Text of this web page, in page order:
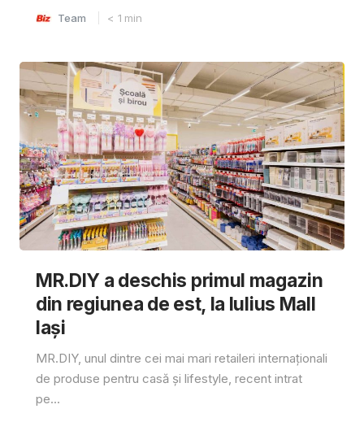
Team < 1 min
MR.DIY a deschis primul magazin
din regiunea de est, la Iulius Mall
Iași
MR.DIY, unul dintre cei mai mari retaileri internaționali
de produse pentru casă și lifestyle, recent intrat
pe...